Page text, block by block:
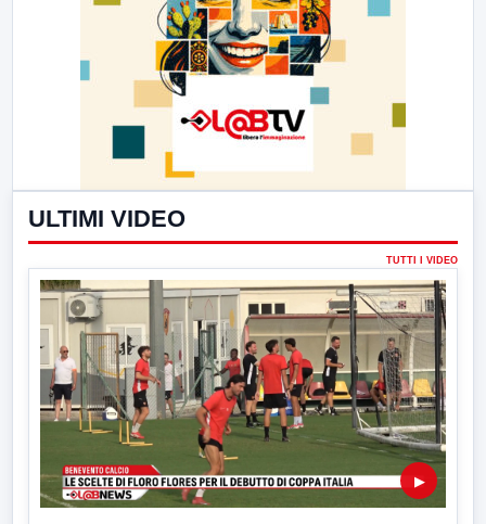
ULTIMI VIDEO
TUTTI I VIDEO
▶